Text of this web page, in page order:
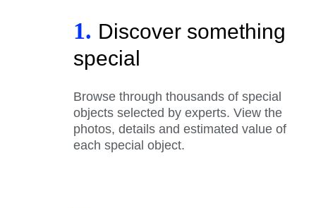
1. Discover something
special
Browse through thousands of special
objects selected by experts. View the
photos, details and estimated value of
each special object.